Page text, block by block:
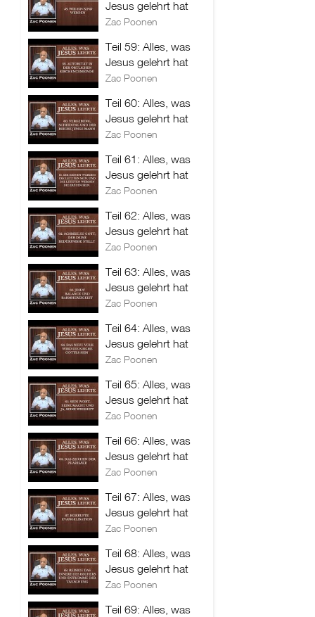
Jesus gelehrt hat
Zac Poonen
Teil 59: Alles, was
Jesus gelehrt hat
Zac Poonen
Teil 60: Alles, was
Jesus gelehrt hat
Zac Poonen
Teil 61: Alles, was
Jesus gelehrt hat
Zac Poonen
Teil 62: Alles, was
Jesus gelehrt hat
Zac Poonen
Teil 63: Alles, was
Jesus gelehrt hat
Zac Poonen
Teil 64: Alles, was
Jesus gelehrt hat
Zac Poonen
Teil 65: Alles, was
Jesus gelehrt hat
Zac Poonen
Teil 66: Alles, was
Jesus gelehrt hat
Zac Poonen
Teil 67: Alles, was
Jesus gelehrt hat
Zac Poonen
Teil 68: Alles, was
Jesus gelehrt hat
Zac Poonen
Teil 69: Alles, was